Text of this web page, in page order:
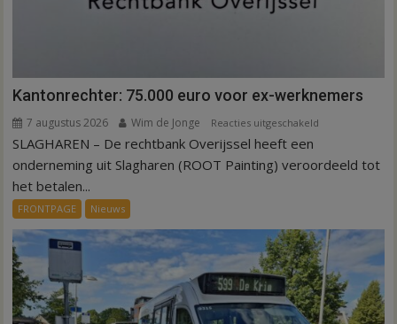
Kantonrechter: 75.000 euro voor ex-werknemers
7 augustus 2026 Wim de Jonge Reacties uitgeschakeld
75.000
werknemers
SLAGHAREN – De rechtbank Overijssel heeft een
onderneming uit Slagharen (ROOT Painting) veroordeeld tot
het betalen...
FRONTPAGE Nieuws